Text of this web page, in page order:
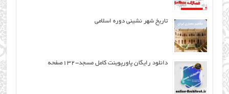
تاریخ شهر نشینی دوره اسلامی
دانلود رایگان پاورپوینت کامل مسجد-۱۳۲صفحه